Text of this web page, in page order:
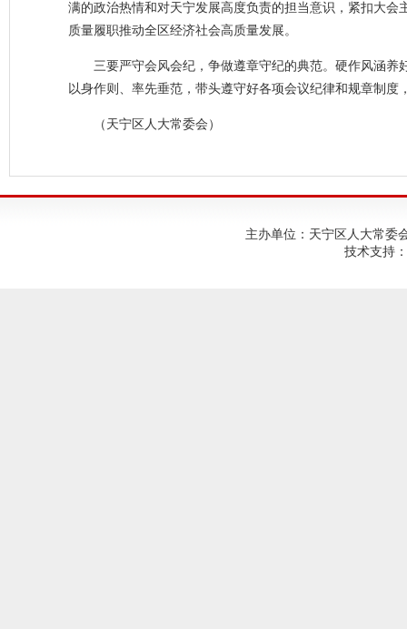
满的政治热情和对天宁发展高度负责的担当意识，紧扣大
质量履职推动全区经济社会高质量发展。
三要严守会风会纪，争做遵章守纪的典范。硬作风涵
以身作则、率先垂范，带头遵守好各项会议纪律和规章制
（天宁区人大常委会）
主办单位：天宁区人大常委
技术支持